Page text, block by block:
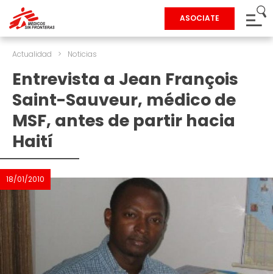
ASOCIATE
Actualidad > Noticias
Entrevista a Jean François
Saint-Sauveur, médico de
MSF, antes de partir hacia
Haití
18/01/2010